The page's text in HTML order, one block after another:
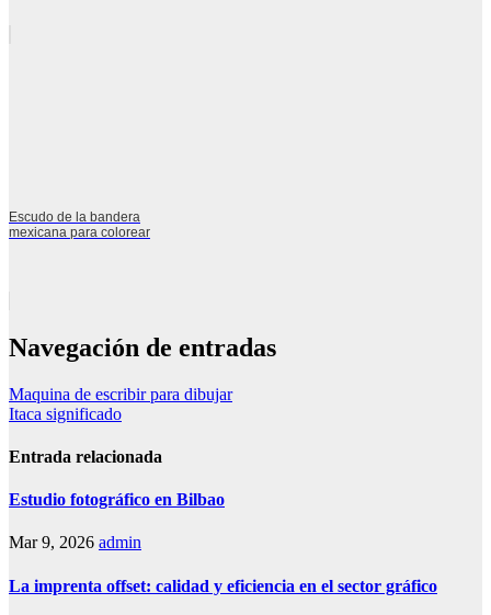
Escudo de la bandera
mexicana para colorear
Navegación de entradas
Maquina de escribir para dibujar
Itaca significado
Entrada relacionada
Estudio fotográfico en Bilbao
Mar 9, 2026 admin
La imprenta offset: calidad y eficiencia en el sector gráfico